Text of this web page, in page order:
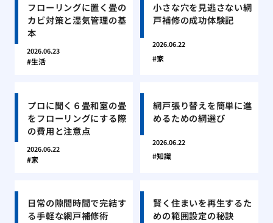
フローリングに置く畳の
カビ対策と湿気管理の基
本
2026.06.23
生活
小さな穴を見逃さない網
戸補修の成功体験記
2026.06.22
家
プロに聞く６畳和室の畳
をフローリングにする際
の費用と注意点
2026.06.22
家
網戸張り替えを簡単に進
めるための網選び
2026.06.22
知識
日常の隙間時間で完結す
る手軽な網戸補修術
賢く住まいを再生するた
めの範囲設定の秘訣